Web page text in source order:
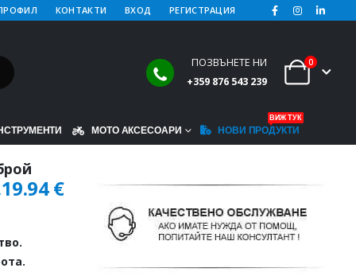
КОНТАКТИ ВХОД РЕГИСТРАЦИЯ
ПОЗВЪНЕТЕ НИ
+359 876 543 239
0
МОТО АКСЕСОАРИ НОВИ ПРОДУКТИ
ВИЖ ТУК
19.94€